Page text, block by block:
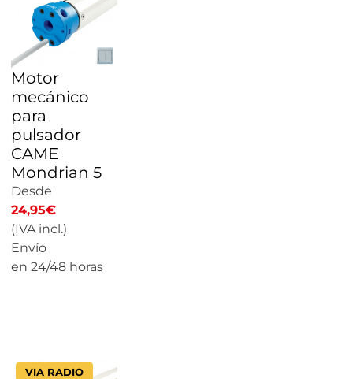
Motor
mecánico
para
pulsador
CAME
Mondrian 5
Desde
24,95€
(IVA incl.)
Envío
en 24/48 horas
VIA RADIO